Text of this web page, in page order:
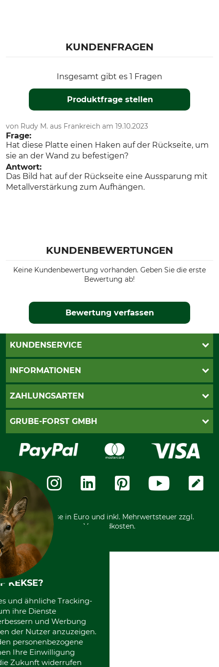
KUNDENFRAGEN
Insgesamt gibt es 1 Fragen
Produktfrage stellen
von Rudy M. aus Frankreich am 19.10.2023
Frage:
Hat diese Platte einen Haken auf der Rückseite, um
sie an der Wand zu befestigen?
Antwort:
Das Bild hat auf der Rückseite eine Aussparung mit
Metallverstärkung zum Aufhängen.
KUNDENBEWERTUNGEN
Keine Kundenbewertung vorhanden. Geben Sie die erste
Bewertung ab!
Bewertung verfassen
KUNDENSERVICE
Katalogbestellung
INFORMATIONEN
AGB
Widerrufsformular
Zahlungsarten
ZAHLUNGSARTEN
PayPal
Rechnung
Vorkasse
GRUBE-FORST GMBH
Karriere
Über uns
Community
International
*Alle Preise in Euro und inkl. Mehrwertsteuer zzgl.
Versandkosten.
KEKSE?
und ähnliche Tracking-
ihre Dienste
und Werbung
der Nutzer anzuzeigen.
personenbezogene
Ihre Einwilligung
Zukunft widerrufen